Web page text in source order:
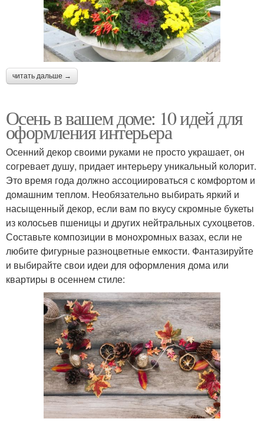
читать дальше →
Осень в вашем доме: 10 идей для
оформления интерьера
Осенний декор своими руками не просто украшает, он
согревает душу, придает интерьеру уникальный колорит.
Это время года должно ассоциироваться с комфортом и
домашним теплом. Необязательно выбирать яркий и
насыщенный декор, если вам по вкусу скромные букеты
из колосьев пшеницы и других нейтральных сухоцветов.
Составьте композиции в монохромных вазах, если не
любите фигурные разноцветные емкости. Фантазируйте
и выбирайте свои идеи для оформления дома или
квартиры в осеннем стиле: